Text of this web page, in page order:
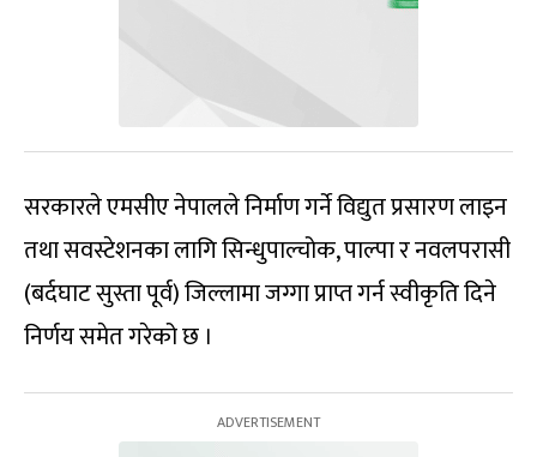
सरकारले एमसीए नेपालले निर्माण गर्ने विद्युत प्रसारण लाइन
तथा सवस्टेशनका लागि सिन्धुपाल्चोक, पाल्पा र नवलपरासी
(बर्दघाट सुस्ता पूर्व) जिल्लामा जग्गा प्राप्त गर्न स्वीकृति दिने
निर्णय समेत गरेको छ ।